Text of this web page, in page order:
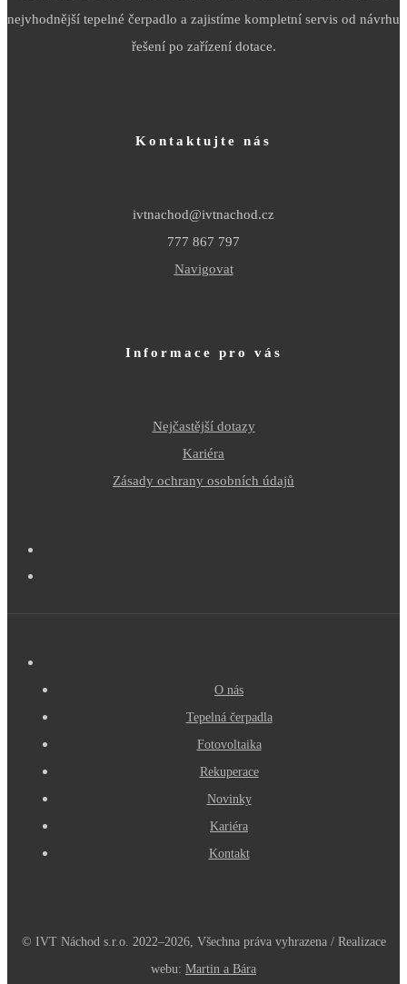
nejvhodnější tepelné čerpadlo a zajistíme kompletní servis od návrhu
řešení po zařízení dotace.
Kontaktujte nás
ivtnachod@ivtnachod.cz
777 867 797
Navigovat
Informace pro vás
Nejčastější dotazy
Kariéra
Zásady ochrany osobních údajů
O nás
Tepelná čerpadla
Fotovoltaika
Rekuperace
Novinky
Kariéra
Kontakt
© IVT Náchod s.r.o. 2022–2026, Všechna práva vyhrazena / Realizace
webu: Martin a Bára